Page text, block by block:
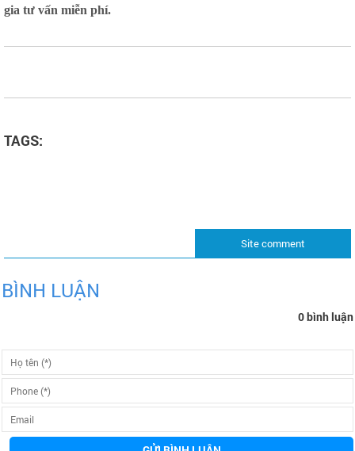
gia tư vấn miễn phí.
TAGS:
Site comment
BÌNH LUẬN
0 bình luận